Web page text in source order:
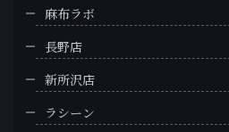
麻布ラボ
長野店
新所沢店
ラシーン